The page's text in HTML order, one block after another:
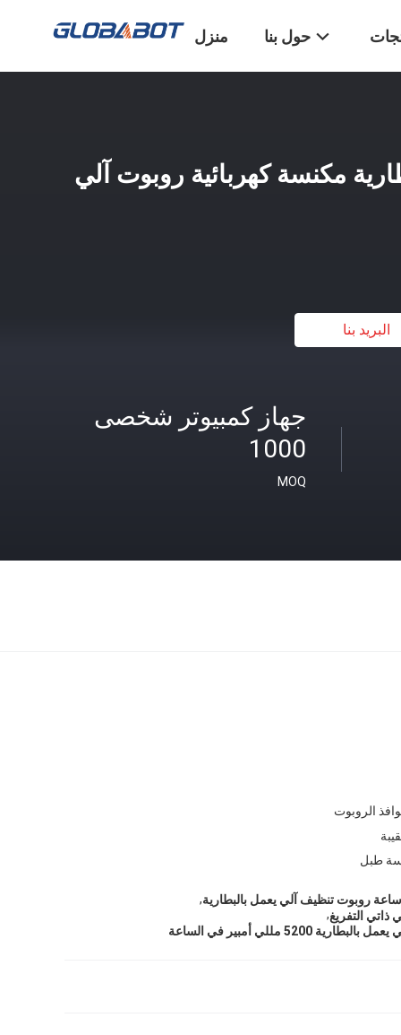
منزل حول بنا
مكنسة كهربائية روبوت آلي
البريد بنا
جهاز كمبيوتر شخصى
1000
MOQ
الروبوت
طبل
,
ذاتي التفريغ,
5200 مللي أمبير في الساعة